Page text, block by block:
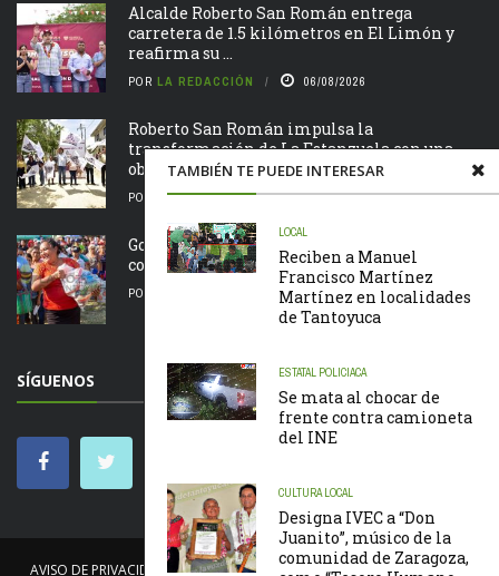
TAMBIÉN TE PUEDE INTERESAR
LOCAL
Reciben a Manuel
Francisco Martínez
Martínez en localidades
de Tantoyuca
ESTATAL POLICIACA
Se mata al chocar de
frente contra camioneta
del INE
CULTURA LOCAL
Designa IVEC a “Don
Juanito”, músico de la
comunidad de Zaragoza,
Alcalde Roberto San Román entrega
carretera de 1.5 kilómetros en El Limón y
reafirma su ...
POR LA REDACCIÓN 06/08/2026
Roberto San Román impulsa la
transformación de La Estanzuela con una
obra que salda una ...
POR LA REDACCIÓN 06/08/2026
Gobierno de Chontla apoya a familias de la
comunidad de San Juan
POR 05/08/2026
SÍGUENOS
AVISO DE PRIVACIDAD NOSOTROS NOTICIAS CÓDIGO DE ÉTICA